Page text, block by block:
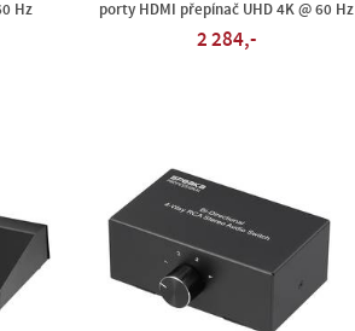
Hz
porty HDMI přepínač UHD 4K @ 60 Hz
2 284,-